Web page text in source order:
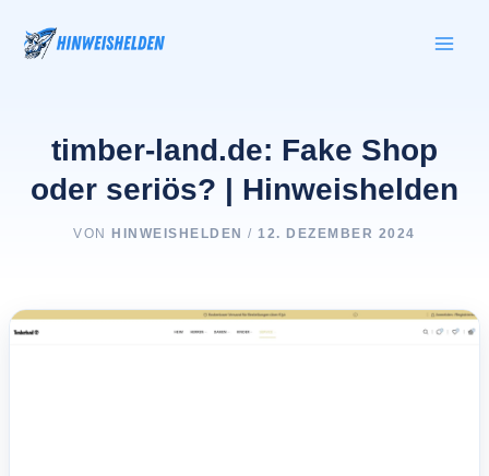
Inhalt
springen
timber-land.de: Fake Shop
oder seriös? | Hinweishelden
VON HINWEISHELDEN/12. DEZEMBER 2024